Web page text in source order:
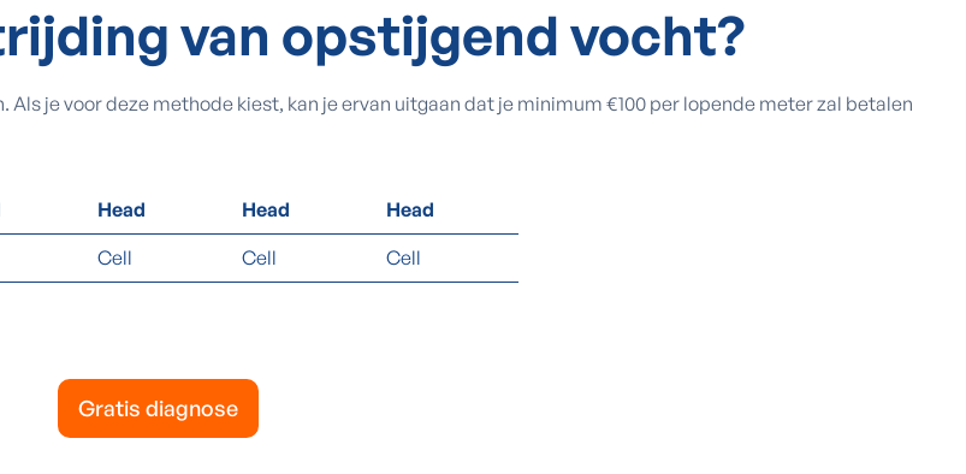
van opstijgend vocht?
je voor deze methode kiest, kan je ervan uitgaan dat je minimum €100 per lopende meter zal betalen
Head Head
Head
Cell Cell Cell
Gratis diagnose